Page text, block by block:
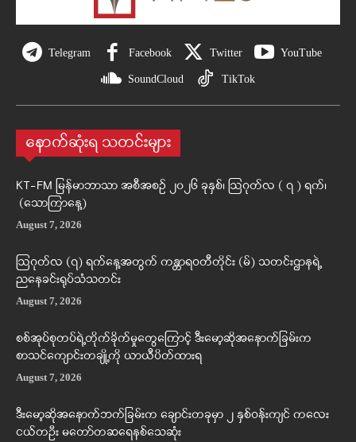
Telegram Facebook Twitter YouTube
SoundCloud TikTok
နောက်ဆုံးရ သတင်းများ
KT-FM မြန်မာဘာသာ အစီအစဉ် ၂၀၂၆ ခုနှစ်၊ ဩဂုတ်လ ( ၇ ) ရက်၊
(သောကြာနေ့)
August 7, 2026
ဩဂုတ်လ (၇) ရက်နေ့အတွက် ကန္တာရဝတီတိုင်း (မ်) သတင်းဌာနရဲ့
ညနေခင်းရုပ်သံသတင်း
August 7, 2026
စစ်အုပ်စုတပ်ရဲ့တိုက်ခိုက်မှုတွေကြောင့် ဒီးမော့ဆိုအနောက်ခြမ်းက
စာသင်ကျောင်းတချို့ကို ယာယီပိတ်ထားရ
August 7, 2026
ဒီးမော့ဆိုအနောက်ဘက်ခြမ်းက ချောင်းတခုမှာ ၂ နှစ်ဝန်းကျင် ကလေး
ငယ်တဦး မတော်တဆရေနစ်သေဆုံး